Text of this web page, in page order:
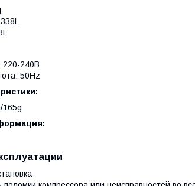
220-240В
50Hz
165g